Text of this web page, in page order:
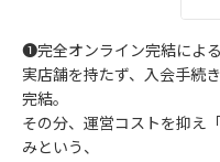
❶完全オンライン完結によ
実店舗を持たず、入会手続
完結。
その分、運営コストを抑え
みという、